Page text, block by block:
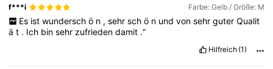
f***i Farbe: Gelb / Größe: M
Es ist wundersch ö n , sehr sch ö n und von sehr guter Qualit
ät . Ich binsehrzufriedendamit .“
Hilfreich (1)